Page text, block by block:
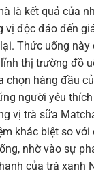
là kết quả của
vị độc đáo đến
Thức uống này
thị trường đồ
chọn hàng đầu
người yêu
vị trà sữa
khác biệt so với
nhờ vào sự
của trà xanh